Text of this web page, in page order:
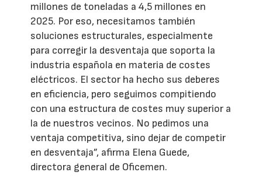
millones de toneladas a 4,5 millones en
2025. Por eso, necesitamos también
soluciones estructurales, especialmente
para corregir la desventaja que soporta la
industria española en materia de costes
eléctricos. El sector ha hecho sus deberes
en eficiencia, pero seguimos compitiendo
con una estructura de costes muy superior a
la de nuestros vecinos. No pedimos una
ventaja competitiva, sino dejar de competir
en desventaja”, afirma Elena Guede,
directora general de Oficemen.